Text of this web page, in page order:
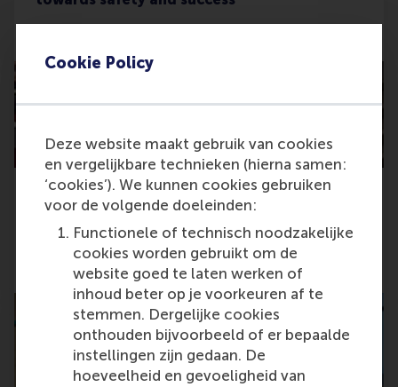
Cookie Policy
Deze website maakt gebruik van cookies
en vergelijkbare technieken (hierna samen:
‘cookies’). We kunnen cookies gebruiken
voor de volgende doeleinden:
Functionele of technisch noodzakelijke
cookies worden gebruikt om de
website goed te laten werken of
inhoud beter op je voorkeuren af te
stemmen. Dergelijke cookies
onthouden bijvoorbeeld of er bepaalde
instellingen zijn gedaan. De
hoeveelheid en gevoeligheid van
ECWO conference: speaking the right
language for inclusive organisations
Thursday, 30 November 2023